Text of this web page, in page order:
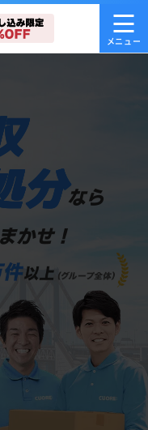
分なら
かせ！